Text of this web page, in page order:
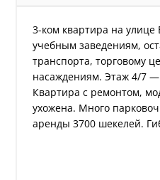
3-ком квартира на улице
учебным заведениям,
транспорта, торговому
насаждениям. Этаж 4/7 —
Квартира с ремонтом,
ухожена. Много
аренды 3700 шекелей.